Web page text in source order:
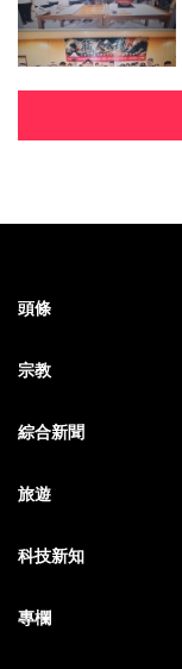
頭條
宗教
綜合新聞
旅遊
科技新知
專欄